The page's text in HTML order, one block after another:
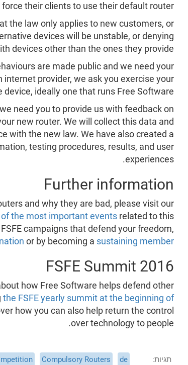
their clients to use their default router.
the law only applies to new customers, or
devices will be unstable, or denying
devices other than the ones they provide.
are made public and we need your
provider, we ask you exercise your
ideally one that runs Free Software.
need you to provide us with feedback on
new router. We will collect this data and
with the new law. We have also created a
testing procedures, results, and user
experiences.
Further information
and why they are bad, please visit our
the most important events related to this
campaigns that defend your freedom,
or by becoming a sustaining member
FSFE Summit 2016
how Free Software helps defend other
the FSFE yearly summit at the beginning of
how you can also help return the control
over technology to people.
תגיות de
Compulsory Routers